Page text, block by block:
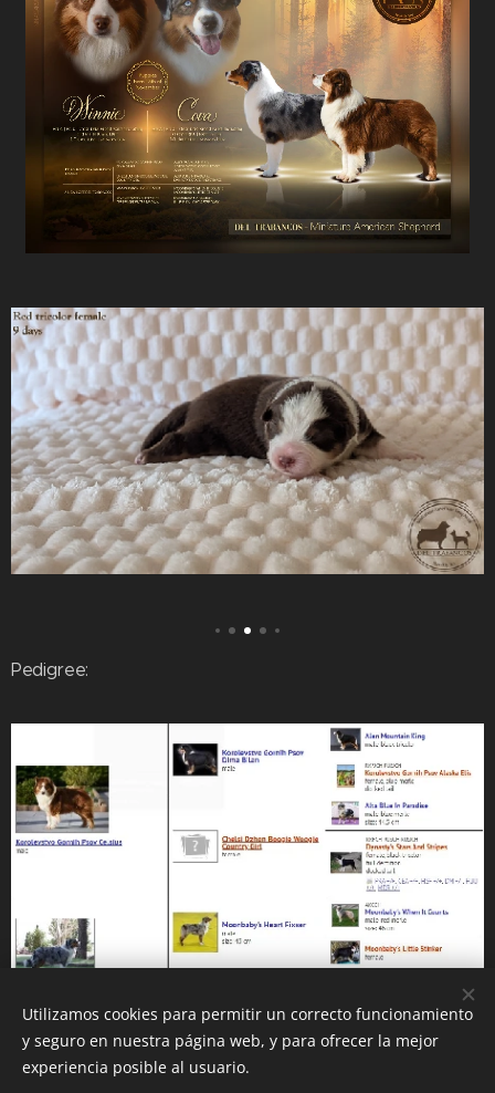
Pedigree:
Utilizamos cookies para permitir un correcto funcionamiento
y seguro en nuestra página web, y para ofrecer la mejor
experiencia posible al usuario.